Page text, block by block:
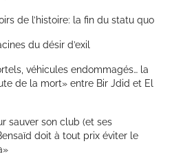
de l’histoire: la fin du statu quo
du désir d’exil
véhicules endommagés… la
de la mort» entre Bir Jdid et El
sauver son club (et ses
doit à tout prix éviter le